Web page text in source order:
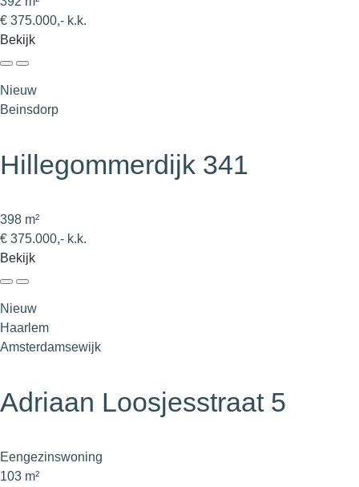
€ 375.000,- k.k.
Bekijk
Nieuw
Beinsdorp
Hillegommerdijk 341
398 m²
€ 375.000,- k.k.
Bekijk
Nieuw
Haarlem
Amsterdamsewijk
Adriaan Loosjesstraat 5
Eengezinswoning
103 m²